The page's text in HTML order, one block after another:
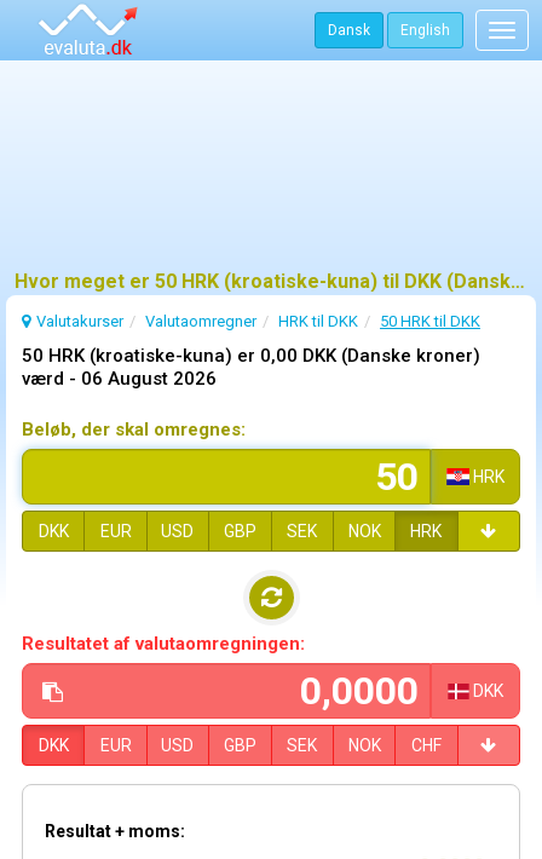
Dansk English
Hvor meget er 50 HRK (kroatiske-kuna) til DKK (Danske kroner)?
Valutakurser Valutaomregner HRK til DKK 50 HRK til DKK
50 HRK (kroatiske-kuna) er 0,00 DKK (Danske kroner)
værd - 06 August 2026
Beløb, der skal omregnes:
HRK
DKK EUR USD GBP SEK NOK HRK
Resultatet af valutaomregningen:
DKK
DKK EUR USD GBP SEK NOK CHF
Resultat + moms: